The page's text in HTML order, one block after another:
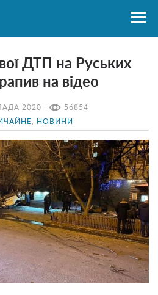
2020 | 56854
НОВИНИ
ДТП на Руських
на відео